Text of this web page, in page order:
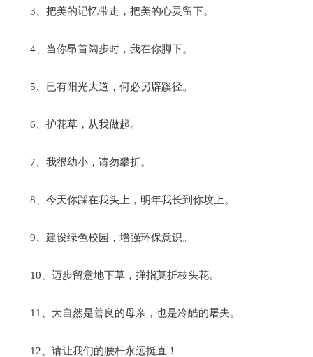
3、把美的记忆带走，把美的心灵留下。
4、当你昂首阔步时，我在你脚下。
5、已有阳光大道，何必另辟蹊径。
6、护花草，从我做起。
7、我很幼小，请勿攀折。
8、今天你踩在我头上，明年我长到你坟上。
9、建设绿色校园，增强环保意识。
10、迈步留意地下草，掸指莫折枝头花。
11、大自然是善良的母亲，也是冷酷的屠夫。
12、请让我们的腰杆永远挺直！